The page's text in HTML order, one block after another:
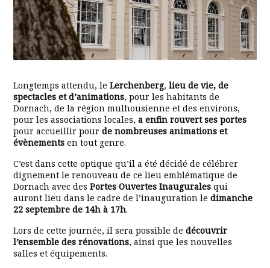
Longtemps attendu, le Lerchenberg, lieu de vie, de
spectacles et d’animations, pour les habitants de
Dornach, de la région mulhousienne et des environs,
pour les associations locales, a enfin rouvert ses portes
pour accueillir pour de nombreuses animations et
évènements en tout genre.
C’est dans cette optique qu’il a été décidé de célébrer
dignement le renouveau de ce lieu emblématique de
Dornach avec des Portes Ouvertes Inaugurales qui
auront lieu dans le cadre de l’inauguration le dimanche
22 septembre de 14h à 17h.
Lors de cette journée, il sera possible de découvrir
l’ensemble des rénovations, ainsi que les nouvelles
salles et équipements.